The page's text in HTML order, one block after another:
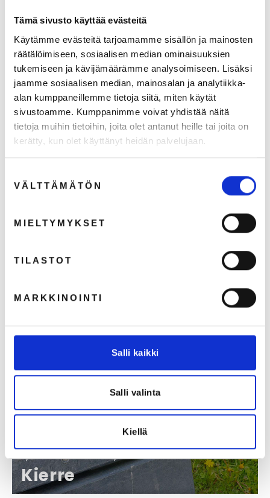
Tämä sivusto käyttää evästeitä
Käytämme evästeitä tarjoamamme sisällön ja mainosten
räätälöimiseen, sosiaalisen median ominaisuuksien
tukemiseen ja kävijämäärämme analysoimiseen. Lisäksi
jaamme sosiaalisen median, mainosalan ja analytiikka-
alan kumppaneillemme tietoja siitä, miten käytät
sivustoamme. Kumppanimme voivat yhdistää näitä
tietoja muihin tietoihin, joita olet antanut heille tai joita on
kerätty, kun olet käyttänyt heidän palvelujaan.
valinta
VÄLTTÄMÄTÖN
MIELTYMYKSET
TILASTOT
MARKKINOINTI
Salli kaikki
Salli valinta
Kiellä
Sovituspalvelu
Suunnittelupalvelu
Työvaatteiden kierrätys
Työvaatteiden kierrätys
Kierre